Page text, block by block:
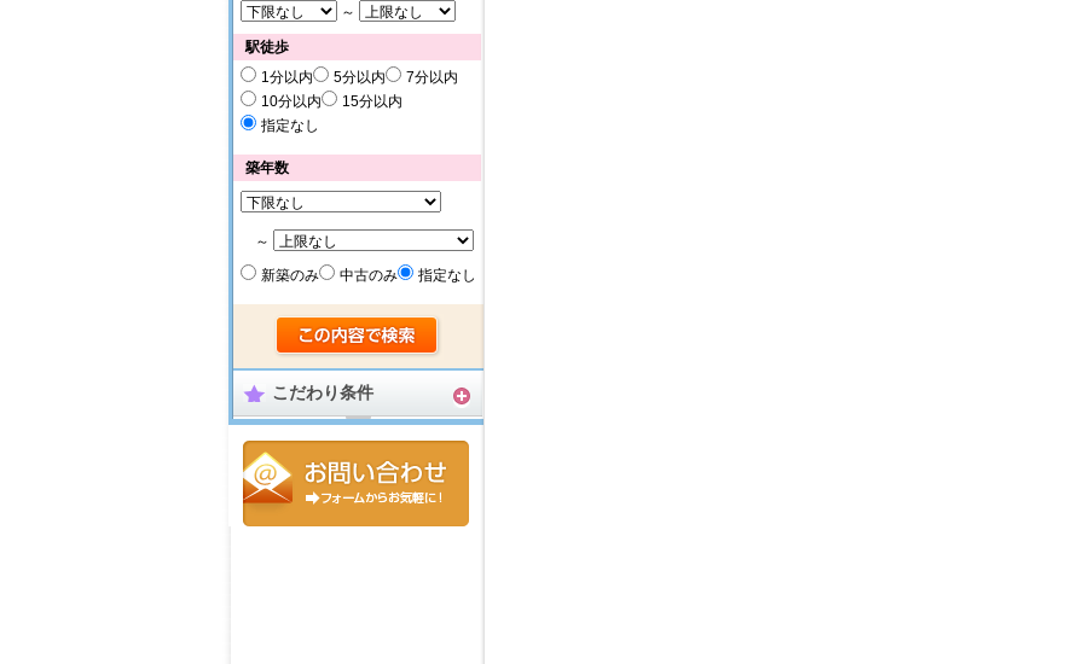
～
駅徒歩
1分以内
5分以内
7分以内
10分以内
15分以内
指定なし
築年数
～
新築のみ
中古のみ 指定なし
こだわり条件